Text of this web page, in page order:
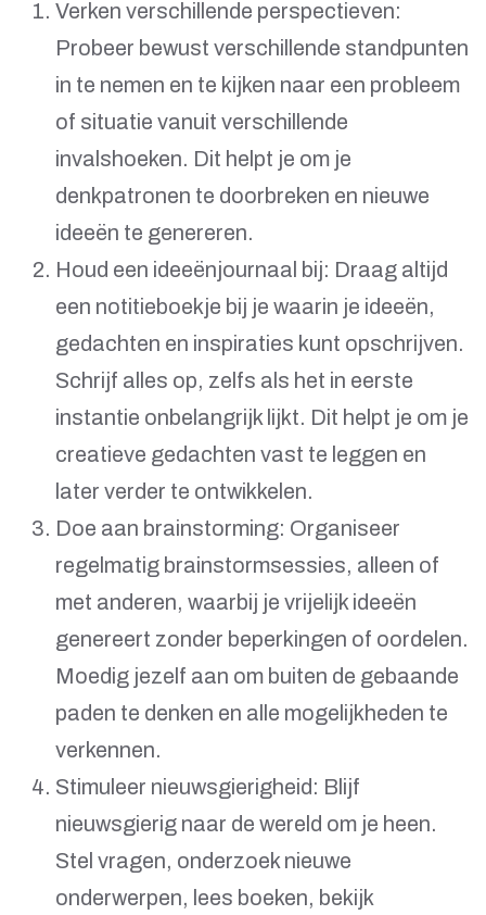
Verken verschillende perspectieven:
Probeer bewust verschillende standpunten
in te nemen en te kijken naar een probleem
of situatie vanuit verschillende
invalshoeken. Dit helpt je om je
denkpatronen te doorbreken en nieuwe
ideeën te genereren.
Houd een ideeënjournaal bij: Draag altijd
een notitieboekje bij je waarin je ideeën,
gedachten en inspiraties kunt opschrijven.
Schrijf alles op, zelfs als het in eerste
instantie onbelangrijk lijkt. Dit helpt je om je
creatieve gedachten vast te leggen en
later verder te ontwikkelen.
Doe aan brainstorming: Organiseer
regelmatig brainstormsessies, alleen of
met anderen, waarbij je vrijelijk ideeën
genereert zonder beperkingen of oordelen.
Moedig jezelf aan om buiten de gebaande
paden te denken en alle mogelijkheden te
verkennen.
Stimuleer nieuwsgierigheid: Blijf
nieuwsgierig naar de wereld om je heen.
Stel vragen, onderzoek nieuwe
onderwerpen, lees boeken, bekijk